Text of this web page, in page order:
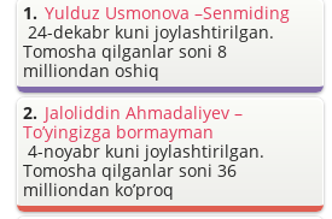
Yulduz Usmonova –Senmiding
24-dekabr kuni joylashtirilgan.
Tomosha qilganlar soni 8
milliondan oshiq
Jaloliddin Ahmadaliyev –
To’yingizga bormayman
4-noyabr kuni joylashtirilgan.
Tomosha qilganlar soni 36
milliondan ko’proq